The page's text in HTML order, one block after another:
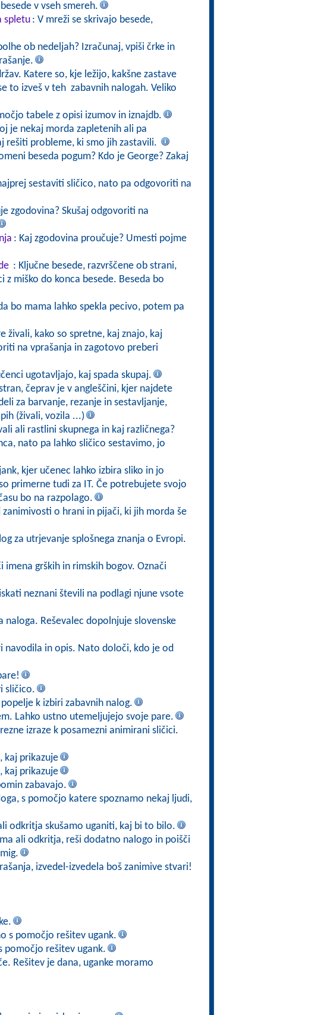
v vseh smereh.
spletu : V mreži se skrivajo besede,
ob nedeljah? Izračunaj, vpiši črke in
Katere so, kje ležijo, kakšne zastave
to izveš v teh zabavnih nalogah. Veliko
tabele z opisi izumov in iznajdb.
je nekaj morda zapletenih ali pa
rešiti probleme, ki smo jih zastavili.
beseda pogum? Kdo je George? Zakaj
sestaviti sličico, nato pa odgovoriti na
zgodovina? Skušaj odgovoriti na
: Kaj zgodovina proučuje? Umesti pojme
: Ključne besede, razvrščene ob strani,
z miško do konca besede. Beseda bo
bo mama lahko spekla pecivo, potem pa
živali, kako so spretne, kaj znajo, kaj
na vprašanja in zagotovo preberi
ugotavljajo, kaj spada skupaj.
čeprav je v angleščini, kjer najdete
za barvanje, rezanje in sestavljanje,
(živali, vozila ...)
ali rastlini skupnega in kaj različnega?
nato pa lahko sličico sestavimo, jo
kjer učenec lahko izbira sliko in jo
primerne tudi za IT. Če potrebujete svojo
bo na razpolago.
zanimivosti o hrani in pijači, ki jih morda še
za utrjevanje splošnega znanja o Evropi.
imena grških in rimskih bogov. Označi
neznani števili na podlagi njune vsote
naloga. Reševalec dopolnjuje slovenske
navodila in opis. Nato določi, kdo je od
sličico.
k izbiri zabavnih nalog.
Lahko ustno utemeljujejo svoje pare.
izraze k posamezni animirani sličici.
kaj prikazuje
kaj prikazuje
zabavajo.
s pomočjo katere spoznamo nekaj ljudi,
odkritja skušamo uganiti, kaj bi to bilo.
ali odkritja, reši dodatno nalogo in poišči
izvedel-izvedela boš zanimive stvari!
s pomočjo rešitev ugank.
pomočjo rešitev ugank.
Rešitev je dana, uganke moramo